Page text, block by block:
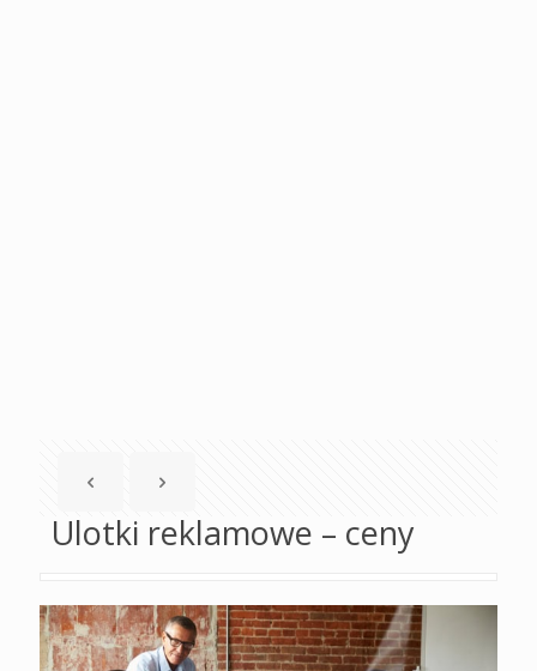
Ulotki reklamowe – ceny